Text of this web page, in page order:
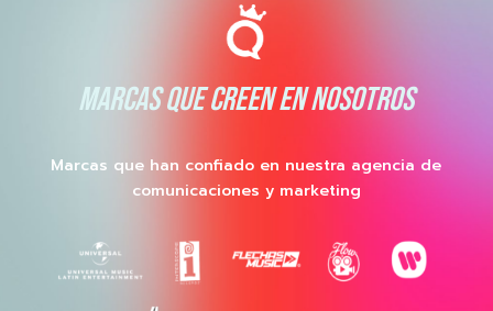
MARCAS QUE CREEN EN NOSOTROS
Marcas que han confiado en nuestra agencia de
comunicaciones y marketing